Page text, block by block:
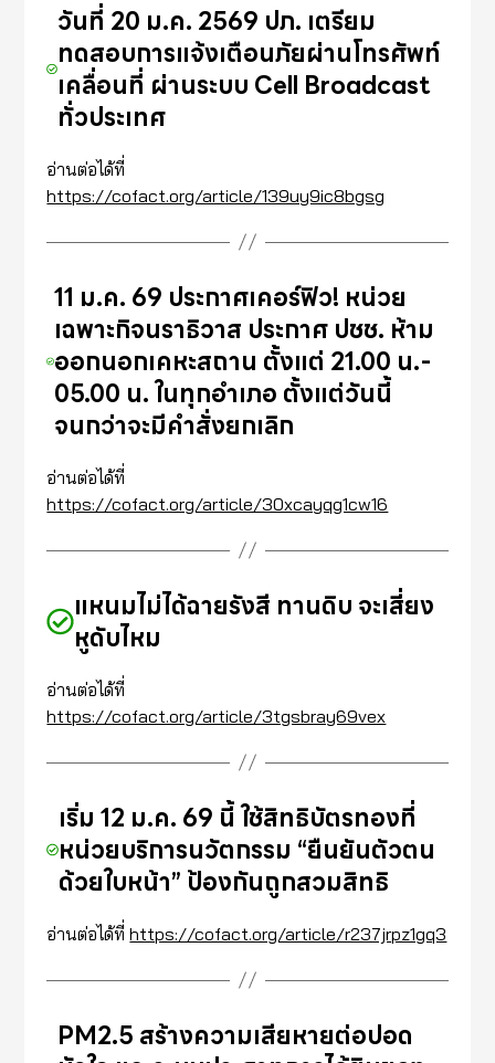
วันที่ 20 ม.ค. 2569 ปภ. เตรียม
ทดสอบการแจ้งเตือนภัยผ่านโทรศัพท์
เคลื่อนที่ ผ่านระบบ Cell Broadcast
ทั่วประเทศ
อ่านต่อได้ที่
https://cofact.org/article/139uy9ic8bgsg
11 ม.ค. 69 ประกาศเคอร์ฟิว! หน่วย
เฉพาะกิจนราธิวาส ประกาศ ปชช. ห้าม
ออกนอกเคหะสถาน ตั้งแต่ 21.00 น.-
05.00 น. ในทุกอำเภอ ตั้งแต่วันนี้
จนกว่าจะมีคำสั่งยกเลิก
อ่านต่อได้ที่
https://cofact.org/article/30xcayqg1cw16
แหนมไม่ได้ฉายรังสี ทานดิบ จะเสี่ยง
หูดับไหม
อ่านต่อได้ที่
https://cofact.org/article/3tgsbray69vex
เริ่ม 12 ม.ค. 69 นี้ ใช้สิทธิบัตรทองที่
หน่วยบริการนวัตกรรม “ยืนยันตัวตน
ด้วยใบหน้า” ป้องกันถูกสวมสิทธิ
อ่านต่อได้ที่https://cofact.org/article/r237jrpz1gq3
PM2.5 สร้างความเสียหายต่อปอด